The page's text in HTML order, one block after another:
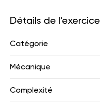
Détails de l'exercice
Catégorie
Mécanique
Complexité